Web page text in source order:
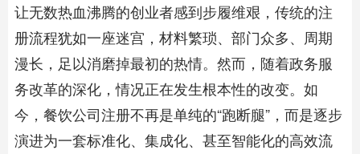
让无数热血沸腾的创业者感到步履维艰，传统的注
册流程犹如一座迷宫，材料繁琐、部门众多、周期
漫长，足以消磨掉最初的热情。然而，随着政务服
务改革的深化，情况正在发生根本性的改变。如
今， 餐饮公司注册不再是单纯的“跑断腿”，而是逐步
演进为一套标准化、集成化、甚至智能化的高效流